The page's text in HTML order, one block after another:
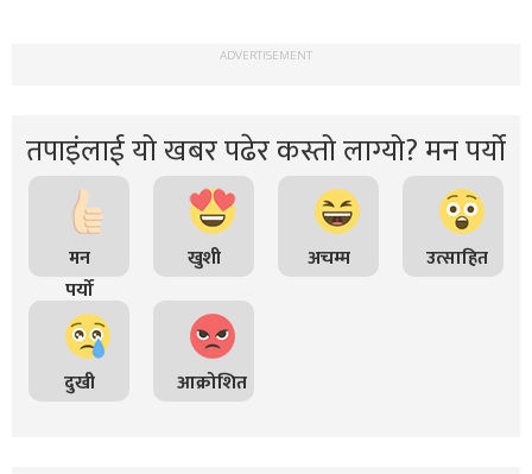
ADVERTISEMENT
तपाइंलाई यो खबर पढेर कस्तो लाग्यो? मन पर्यो
मन
पर्यो
खुशी अचम्म उत्साहित
दुखी आक्रोशित